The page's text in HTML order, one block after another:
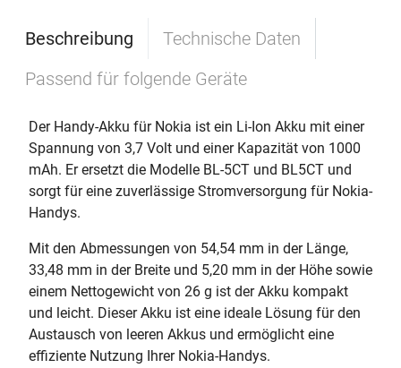
Beschreibung
Technische Daten
Passend für folgende Geräte
Der Handy-Akku für Nokia ist ein Li-Ion Akku mit einer
Spannung von 3,7 Volt und einer Kapazität von 1000
mAh. Er ersetzt die Modelle BL-5CT und BL5CT und
sorgt für eine zuverlässige Stromversorgung für Nokia-
Handys.
Mit den Abmessungen von 54,54 mm in der Länge,
33,48 mm in der Breite und 5,20 mm in der Höhe sowie
einem Nettogewicht von 26 g ist der Akku kompakt
und leicht. Dieser Akku ist eine ideale Lösung für den
Austausch von leeren Akkus und ermöglicht eine
effiziente Nutzung Ihrer Nokia-Handys.